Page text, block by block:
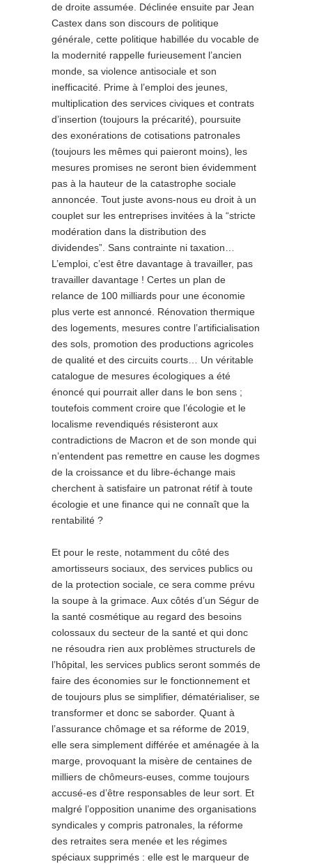
de droite assumée. Déclinée ensuite par Jean
Castex dans son discours de politique
générale, cette politique habillée du vocable de
la modernité rappelle furieusement l’ancien
monde, sa violence antisociale et son
inefficacité. Prime à l’emploi des jeunes,
multiplication des services civiques et contrats
d’insertion (toujours la précarité), poursuite
des exonérations de cotisations patronales
(toujours les mêmes qui paieront moins), les
mesures promises ne seront bien évidemment
pas à la hauteur de la catastrophe sociale
annoncée. Tout juste avons-nous eu droit à un
couplet sur les entreprises invitées à la “stricte
modération dans la distribution des
dividendes”. Sans contrainte ni taxation…
L’emploi, c’est être davantage à travailler, pas
travailler davantage ! Certes un plan de
relance de 100 milliards pour une économie
plus verte est annoncé. Rénovation thermique
des logements, mesures contre l’artificialisation
des sols, promotion des productions agricoles
de qualité et des circuits courts… Un véritable
catalogue de mesures écologiques a été
énoncé qui pourrait aller dans le bon sens ;
toutefois comment croire que l’écologie et le
localisme revendiqués résisteront aux
contradictions de Macron et de son monde qui
n’entendent pas remettre en cause les dogmes
de la croissance et du libre-échange mais
cherchent à satisfaire un patronat rétif à toute
écologie et une finance qui ne connaît que la
rentabilité ?
Et pour le reste, notamment du côté des
amortisseurs sociaux, des services publics ou
de la protection sociale, ce sera comme prévu
la soupe à la grimace. Aux côtés d’un Ségur de
la santé cosmétique au regard des besoins
colossaux du secteur de la santé et qui donc
ne résoudra rien aux problèmes structurels de
l’hôpital, les services publics seront sommés de
faire des économies sur le fonctionnement et
de toujours plus se simplifier, dématérialiser, se
transformer et donc se saborder. Quant à
l’assurance chômage et sa réforme de 2019,
elle sera simplement différée et aménagée à la
marge, provoquant la misère de centaines de
milliers de chômeurs-euses, comme toujours
accusé-es d’être responsables de leur sort. Et
malgré l’opposition unanime des organisations
syndicales y compris patronales, la réforme
des retraites sera menée et les régimes
spéciaux supprimés : elle est le marqueur de